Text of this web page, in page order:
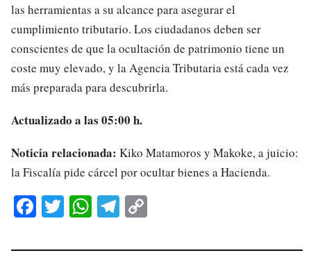
las herramientas a su alcance para asegurar el
cumplimiento tributario. Los ciudadanos deben ser
conscientes de que la ocultación de patrimonio tiene un
coste muy elevado, y la Agencia Tributaria está cada vez
más preparada para descubrirla.
Actualizado a las 05:00 h.
Noticia relacionada: Kiko Matamoros y Makoke, a juicio:
la Fiscalía pide cárcel por ocultar bienes a Hacienda.
Fa
bo
T
tte
W
ts
Te
gr y